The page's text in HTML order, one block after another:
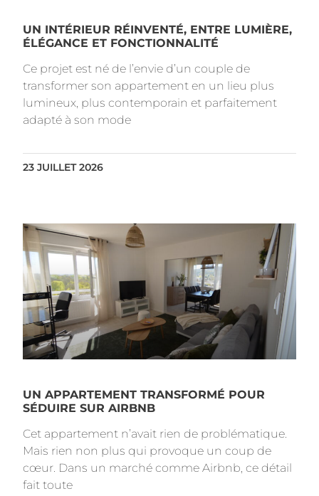
UN INTÉRIEUR RÉINVENTÉ, ENTRE LUMIÈRE,
ÉLÉGANCE ET FONCTIONNALITÉ
Ce projet est né de l’envie d’un couple de
transformer son appartement en un lieu plus
lumineux, plus contemporain et parfaitement
adapté à son mode
23 JUILLET 2026
UN APPARTEMENT TRANSFORMÉ POUR
SÉDUIRE SUR AIRBNB
Cet appartement n’avait rien de problématique.
Mais rien non plus qui provoque un coup de
cœur. Dans un marché comme Airbnb, ce détail
fait toute